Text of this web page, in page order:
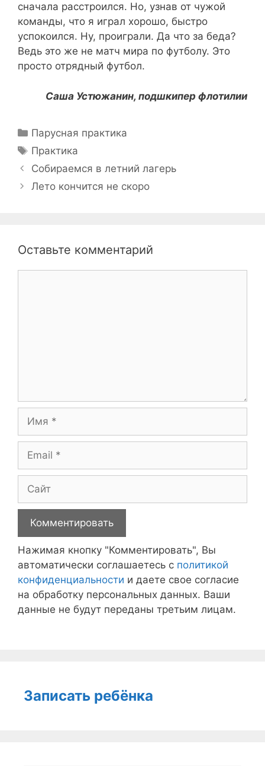
сначала расстроился. Но, узнав от чужой
команды, что я играл хорошо, быстро
успокоился. Ну, проиграли. Да что за беда?
Ведь это же не матч мира по футболу. Это
просто отрядный футбол.
Саша Устюжанин, подшкипер флотилии
Рубрики
Парусная практика
Метки
Практика
Навигация
записи
Собираемся в летний лагерь
Лето кончится не скоро
Оставьте комментарий
Нажимая кнопку "Комментировать", Вы
автоматически соглашаетесь с политикой
конфиденциальности и даете свое согласие
на обработку персональных данных. Ваши
данные не будут переданы третьим лицам.
Записать ребёнка